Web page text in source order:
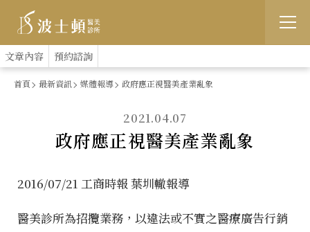
跳
:::
文章內容 預約諮詢
首頁 最新資訊 媒體報導 政府應正視醫美產業亂象
2021.04.07
政府應正視醫美產業亂象
2016/07/21 工商時報 葉圳轍報導
醫美診所為招攬業務，以違法或不實之醫療廣告行銷